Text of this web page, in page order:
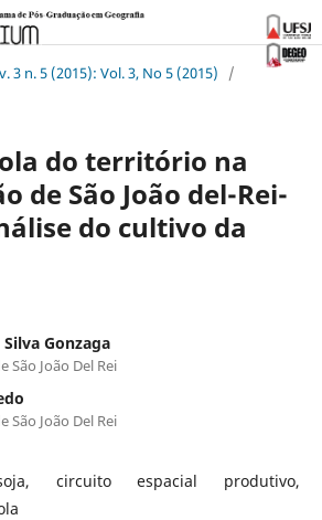
v. 3 n. 5 (2015): Vol. 3, No 5 (2015)
/
do território na
de São João del-Rei-
do cultivo da
Gonzaga
São João Del Rei
São João Del Rei
circuito espacial produtivo,